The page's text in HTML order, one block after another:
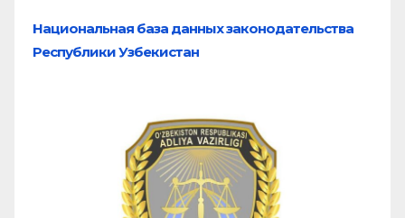
Национальная база данных законодательства
Республики Узбекистан